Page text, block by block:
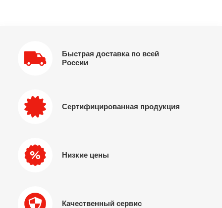
Быстрая доставка по всей
России
Сертифицированная продукция
Низкие цены
Качественный сервис